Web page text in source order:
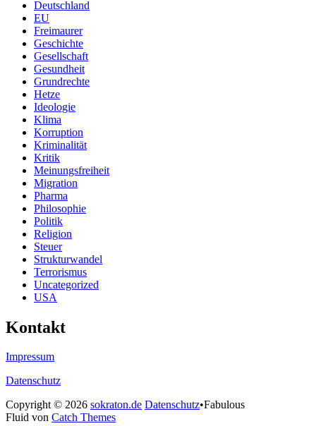
Deutschland
EU
Freimaurer
Geschichte
Gesellschaft
Gesundheit
Grundrechte
Hetze
Ideologie
Klima
Korruption
Kriminalität
Kritik
Meinungsfreiheit
Migration
Pharma
Philosophie
Politik
Religion
Steuer
Strukturwandel
Terrorismus
Uncategorized
USA
Kontakt
Impressum
Datenschutz
Copyright © 2026 sokraton.de Datenschutz•Fabulous
Fluid von Catch Themes